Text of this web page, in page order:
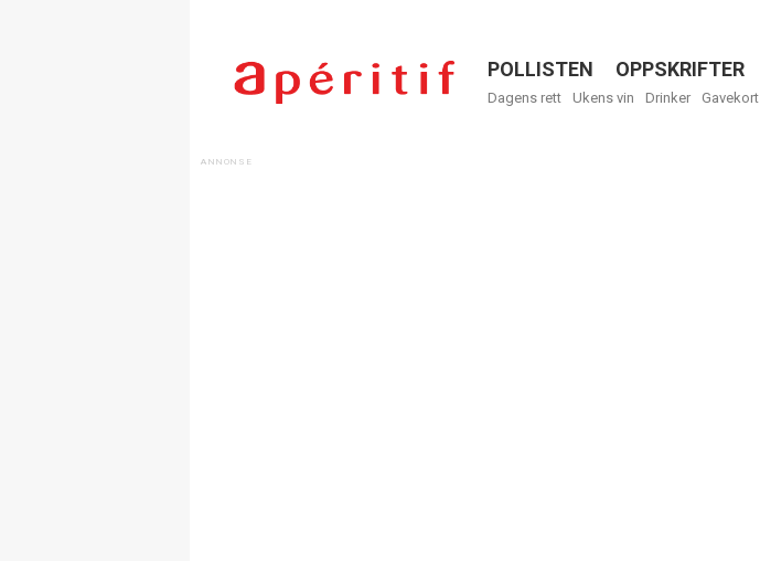
Menu
POLLISTEN OPPSKRIFTER
Dagens rett Ukens vin Drinker Gavekort